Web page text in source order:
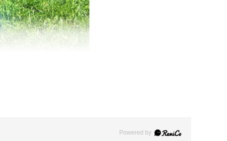
Powered by